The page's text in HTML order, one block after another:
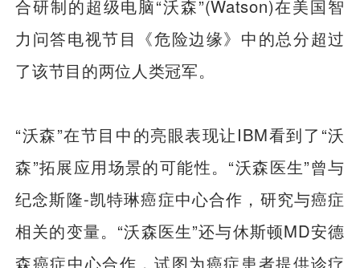
合研制的超级电脑“沃森”(Watson)在美国智
力问答电视节目《危险边缘》中的总分超过
了该节目的两位人类冠军。
“沃森”在节目中的亮眼表现让IBM看到了“沃
森”拓展应用场景的可能性。“沃森医生”曾与
纪念斯隆-凯特琳癌症中心合作，研究与癌症
相关的变量。“沃森医生”还与休斯顿MD安德
森癌症中心合作，试图为癌症患者提供诊疗